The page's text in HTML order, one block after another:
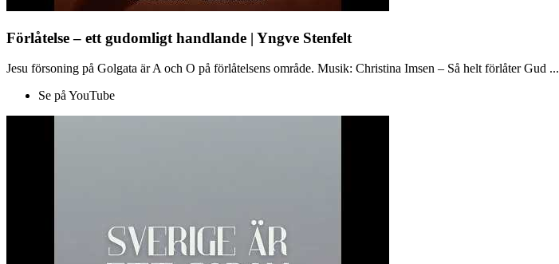
Förlåtelse – ett gudomligt handlande | Yngve Stenfelt
Jesu försoning på Golgata är A och O på förlåtelsens område. Musik: Christina Imsen – Så helt förlåter Gud ...
Se på YouTube